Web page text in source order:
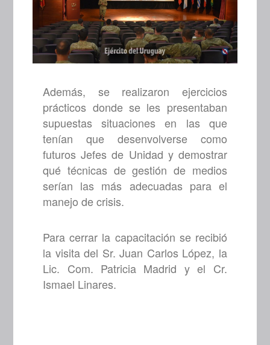
Además, se realizaron ejercicios
prácticos donde se les presentaban
supuestas situaciones en las que
tenían que desenvolverse como
futuros Jefes de Unidad y demostrar
qué técnicas de gestión de medios
serían las más adecuadas para el
manejo de crisis.
Para cerrar la capacitación se recibió
la visita del Sr. Juan Carlos López, la
Lic. Com. Patricia Madrid y el Cr.
Ismael Linares.